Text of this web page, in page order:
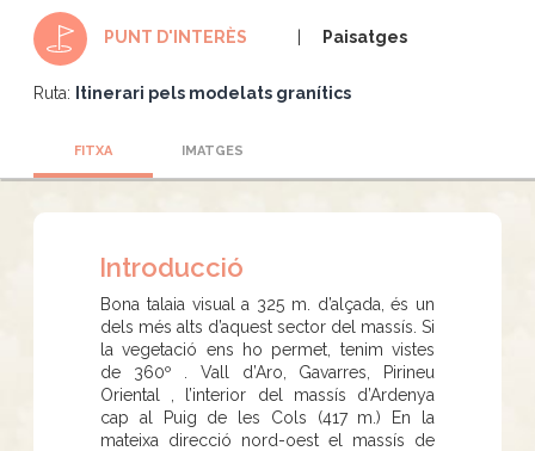
PUNT D'INTERÈS Paisatges
Ruta: Itinerari pels modelats granítics
FITXA IMATGES
Introducció
Bona talaia visual a 325 m. d’alçada, és un
dels més alts d’aquest sector del massís. Si
la vegetació ens ho permet, tenim vistes
de 360º . Vall d’Aro, Gavarres, Pirineu
Oriental , l’interior del massís d’Ardenya
cap al Puig de les Cols (417 m.) En la
mateixa direcció nord-oest el massís de